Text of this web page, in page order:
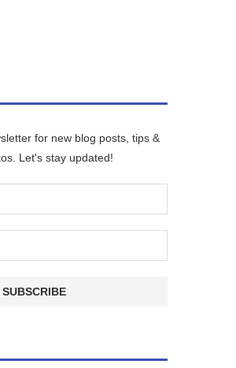
for new blog posts, tips &
Let's stay updated!